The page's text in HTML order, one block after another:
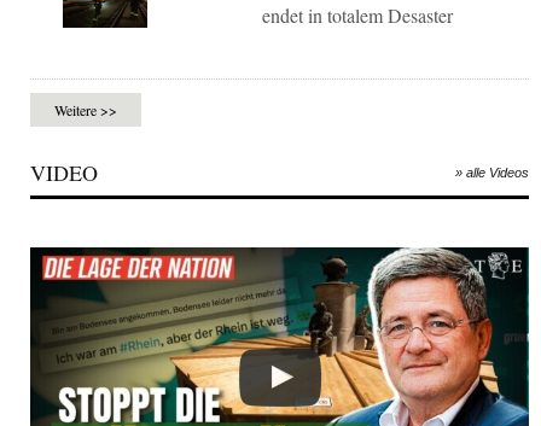
endet in totalem Desaster
Weitere >>
VIDEO » alle Videos